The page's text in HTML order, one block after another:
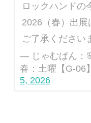
ロックハンドの
2026（春）出
ご了承ください
— じゃむぱん：
春：土曜【G-06
5, 2026